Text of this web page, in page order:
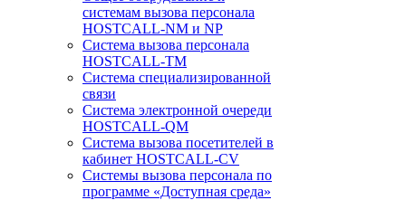
системам вызова персонала
HOSTCALL-NM и NP
Система вызова персонала
HOSTCALL-TM
Система специализированной
связи
Система электронной очереди
HOSTCALL-QM
Cистема вызова посетителей в
кабинет HOSTCALL-CV
Системы вызова персонала по
программе «Доступная среда»